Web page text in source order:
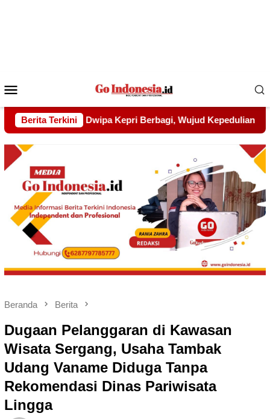
Mobile
Berita Terkini
Kepedulian kepada Pondok Tahfidz Yatim dan Dhuafa Al-
Beranda Berita
Dugaan Pelanggaran di Kawasan
Wisata Sergang, Usaha Tambak
Udang Vaname Diduga Tanpa
Rekomendasi Dinas Pariwisata
Lingga